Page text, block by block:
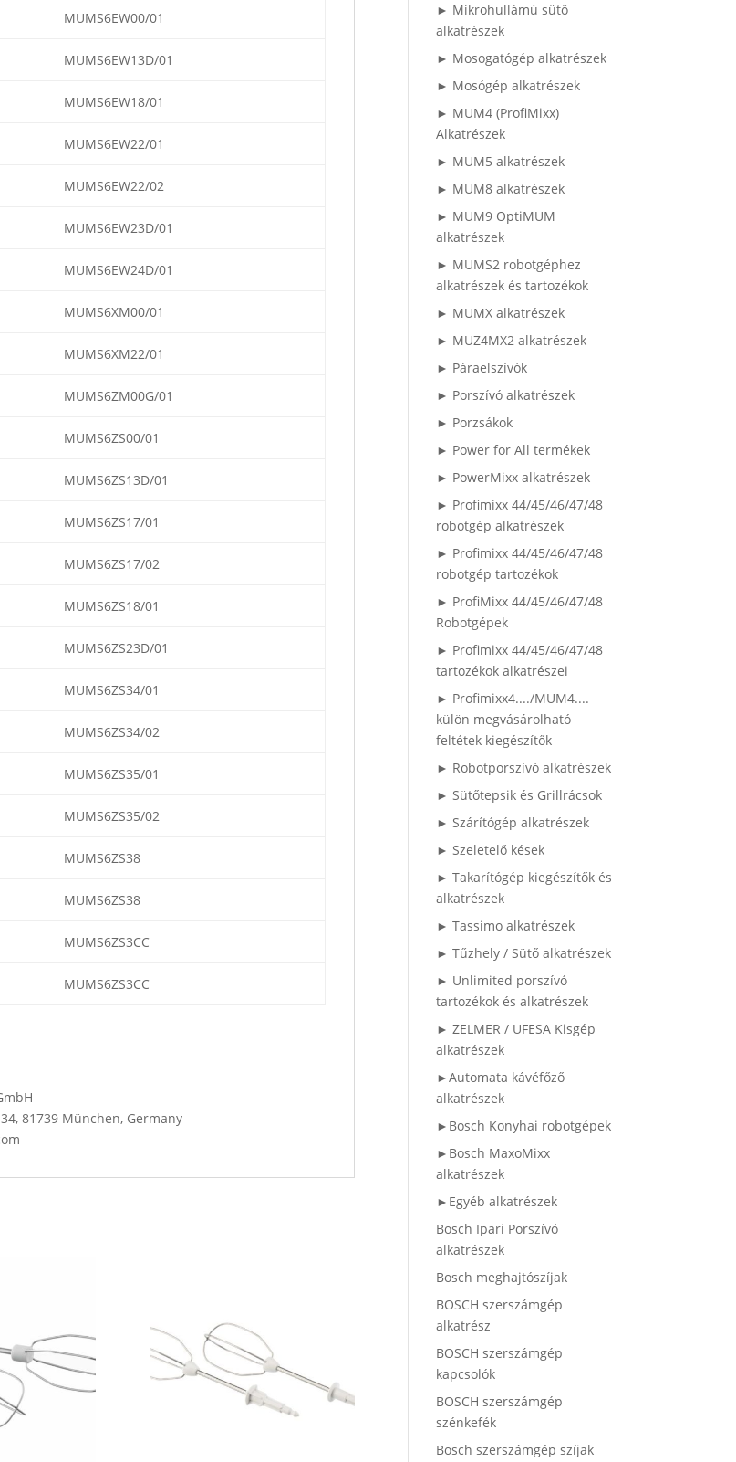
MUMS6EW00/01
MUMS6EW13D/01
MUMS6EW18/01
MUMS6EW22/01
MUMS6EW22/02
MUMS6EW23D/01
MUMS6EW24D/01
MUMS6XM00/01
MUMS6XM22/01
MUMS6ZM00G/01
MUMS6ZS00/01
MUMS6ZS13D/01
MUMS6ZS17/01
MUMS6ZS17/02
MUMS6ZS18/01
MUMS6ZS23D/01
MUMS6ZS34/01
MUMS6ZS34/02
MUMS6ZS35/01
MUMS6ZS35/02
MUMS6ZS38
MUMS6ZS38
MUMS6ZS3CC
MUMS6ZS3CC
81739 München, Germany
► Mikrohullámú sütő
alkatrészek
► Mosogatógép alkatrészek
► Mosógép alkatrészek
► MUM4 (ProfiMixx)
Alkatrészek
► MUM5 alkatrészek
► MUM8 alkatrészek
► MUM9 OptiMUM
alkatrészek
► MUMS2 robotgéphez
alkatrészek és tartozékok
► MUMX alkatrészek
► MUZ4MX2 alkatrészek
► Páraelszívók
► Porszívó alkatrészek
► Porzsákok
► Power for All termékek
► PowerMixx alkatrészek
► Profimixx 44/45/46/47/48
robotgép alkatrészek
► Profimixx 44/45/46/47/48
robotgép tartozékok
► ProfiMixx 44/45/46/47/48
Robotgépek
► Profimixx 44/45/46/47/48
tartozékok alkatrészei
► Profimixx4..../MUM4....
külön megvásárolható
feltétek kiegészítők
► Robotporszívó alkatrészek
► Sütőtepsik és Grillrácsok
► Szárítógép alkatrészek
► Szeletelő kések
► Takarítógép kiegészítők és
alkatrészek
► Tassimo alkatrészek
► Tűzhely / Sütő alkatrészek
► Unlimited porszívó
tartozékok és alkatrészek
► ZELMER / UFESA Kisgép
alkatrészek
►Automata kávéfőző
alkatrészek
►Bosch Konyhai robotgépek
►Bosch MaxoMixx
alkatrészek
►Egyéb alkatrészek
Bosch Ipari Porszívó
alkatrészek
Bosch meghajtószíjak
BOSCH szerszámgép
alkatrész
BOSCH szerszámgép
kapcsolók
BOSCH szerszámgép
szénkefék
Bosch szerszámgép szíjak